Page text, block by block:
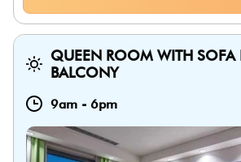
QUEEN ROOM WITH SOFA
BALCONY
9am - 6pm